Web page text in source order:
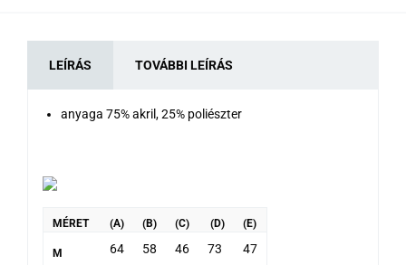
LEÍRÁS TOVÁBBI LEÍRÁS
anyaga 75% akril, 25% poliészter
MÉRET (A) (B) (C) (D) (E)
M 64 58 46 73 47